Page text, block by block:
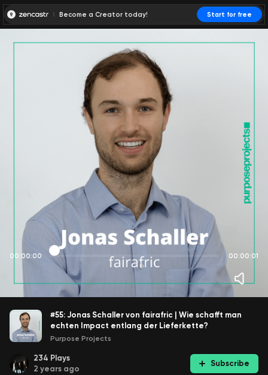
Become a Creator today! Start for free
00:00:00 00:00:01
#55: Jonas Schaller von fairafric | Wie schafft man
echten Impact entlang der Lieferkette?
Purpose Projects
234 Plays
2 years ago
Subscribe